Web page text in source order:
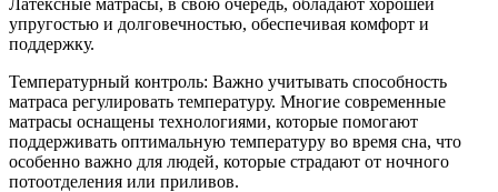
упругостью и долговечностью, обеспечивая комфорт и
поддержку.
Температурный контроль: Важно учитывать способность
матраса регулировать температуру. Многие современные
матрасы оснащены технологиями, которые помогают
поддерживать оптимальную температуру во время сна, что
особенно важно для людей, которые страдают от ночного
потоотделения или приливов.